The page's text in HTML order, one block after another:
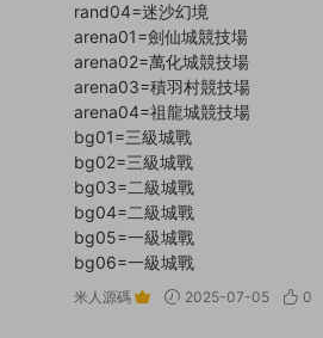
rand04=迷沙幻境
arena01=劍仙城競技場
arena02=萬化城競技場
arena03=積羽村競技場
arena04=祖龍城競技場
bg01=三級城戰
bg02=三級城戰
bg03=二級城戰
bg04=二級城戰
bg05=一級城戰
bg06=一級城戰
米人源碼 2025-07-05 0